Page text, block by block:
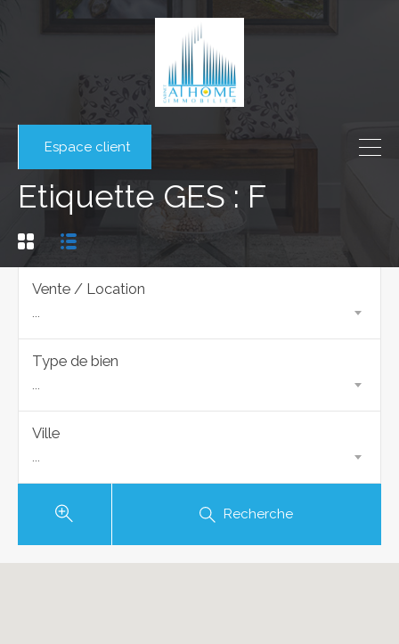
Espace client
Etiquette GES : F
Vente / Location
...
Type de bien
...
Ville
...
Recherche